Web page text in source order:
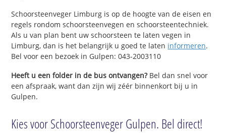
Schoorsteenveger Limburg is op de hoogte van de eisen en
regels rondom schoorsteenvegen en schoorsteentechniek.
Als u van plan bent uw schoorsteen te laten vegen in
Limburg, dan is het belangrijk u goed te laten informeren.
Bel voor een bezoek in Gulpen: 043-2003110
Heeft u een folder in de bus ontvangen?Bel dan snel voor
een afspraak, want dan zijn wij zéér binnenkort bij u in
Gulpen.
Kies voor Schoorsteenveger Gulpen. Bel direct!